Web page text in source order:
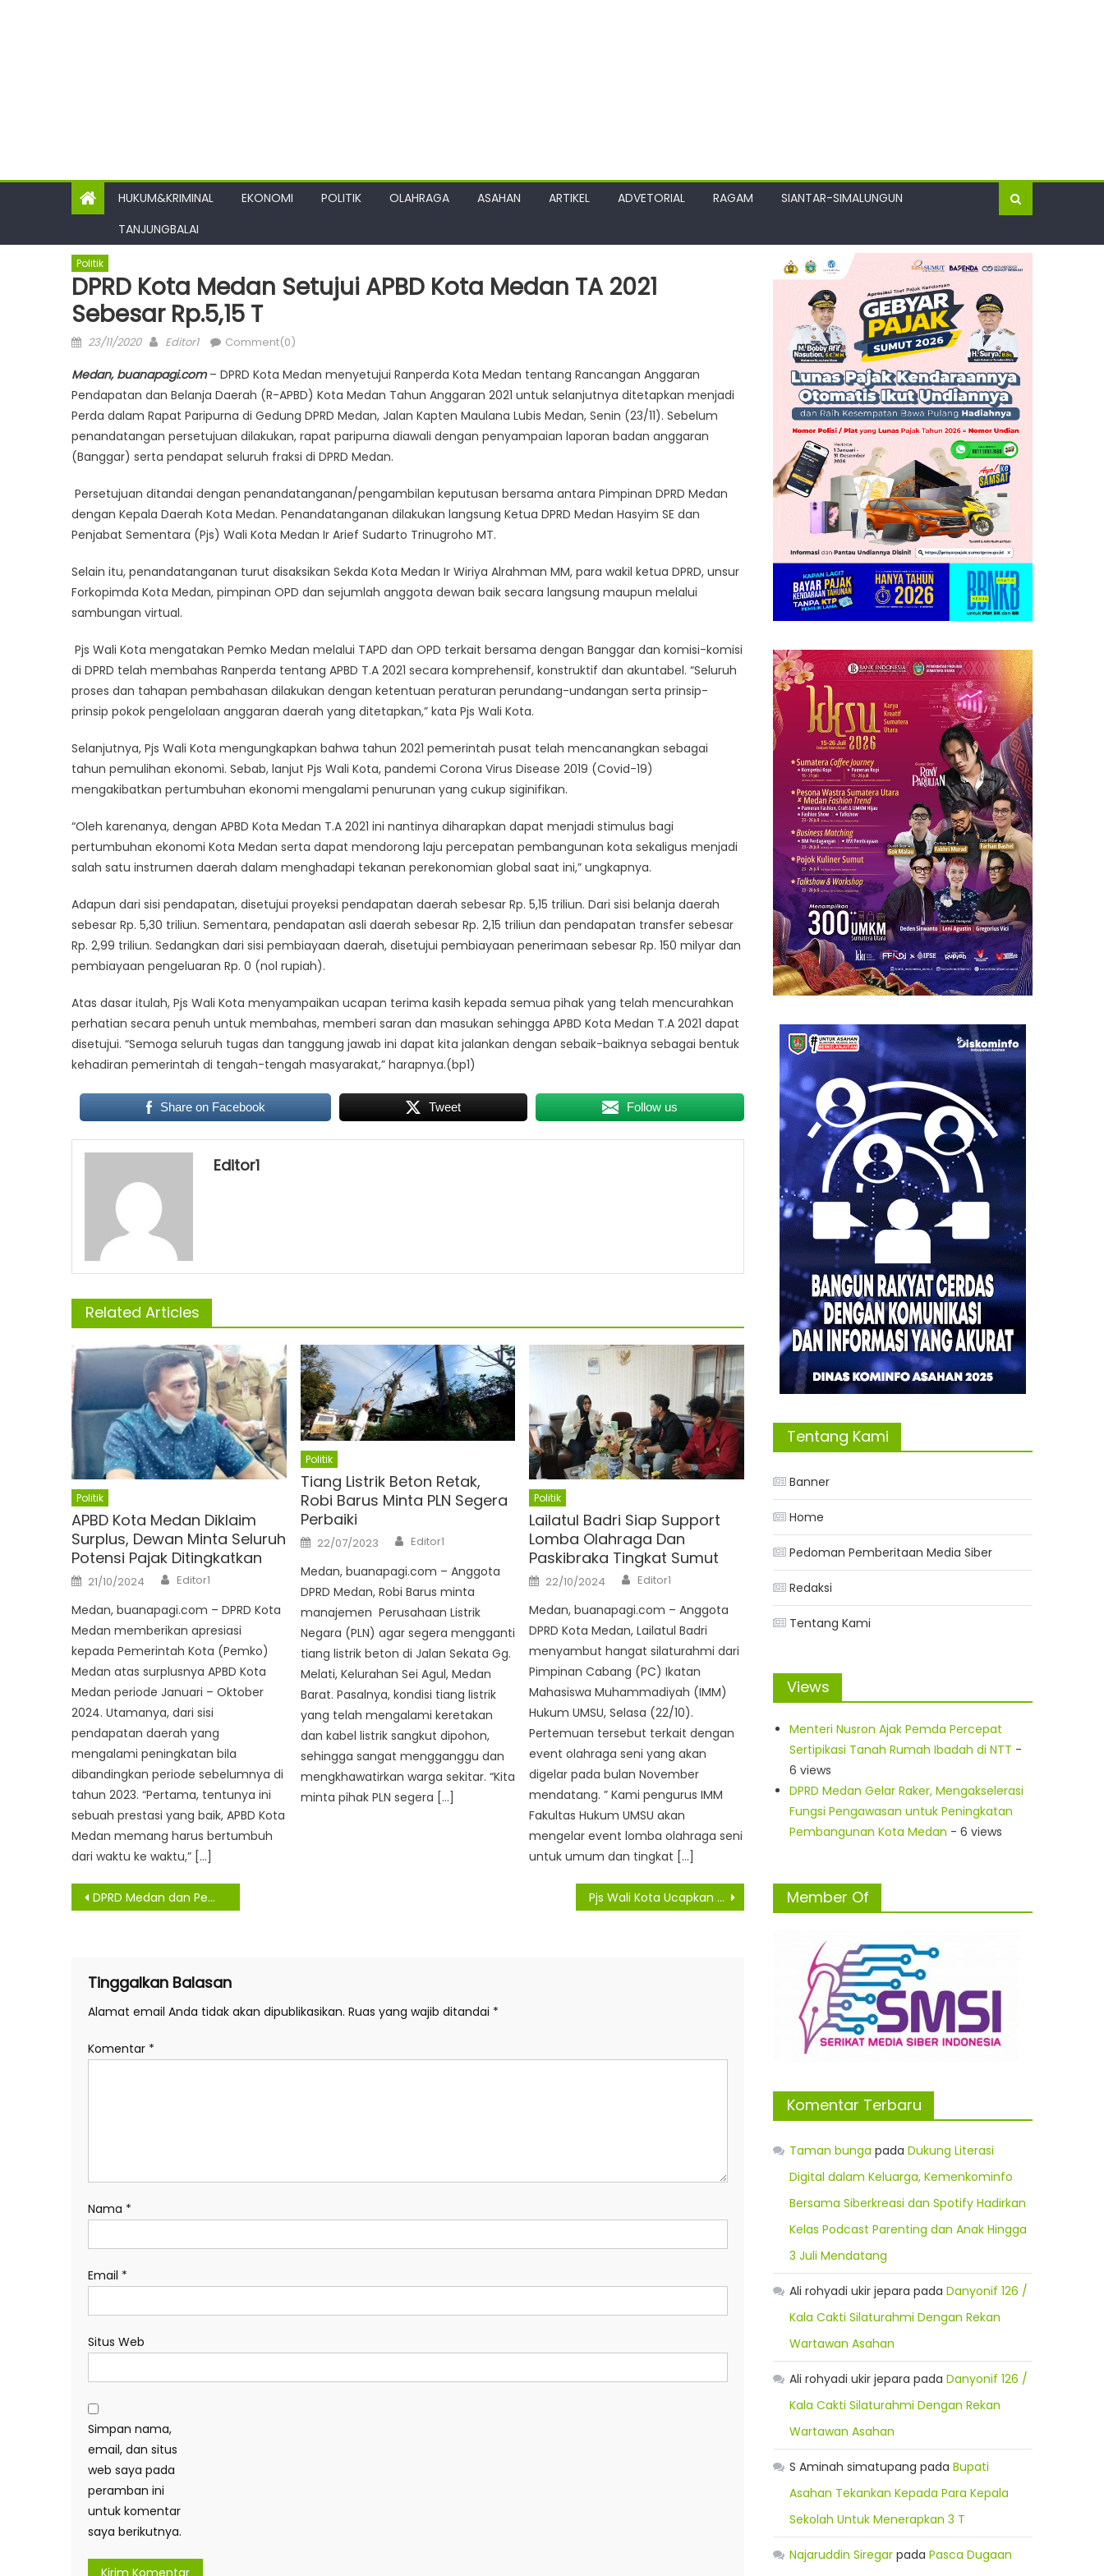
HUKUM&KRIMINAL EKONOMI POLITIK OLAHRAGA ASAHAN ARTIKEL ADVETORIAL RAGAM
SIANTAR-SIMALUNGUN
TANJUNGBALAI
Politik
DPRD Kota Medan Setujui APBD Kota Medan TA 2021
Sebesar Rp.5,15 T
Posted
23/11/2020 Author
Editor1 Comment(0)
Medan, buanapagi.com– DPRD Kota Medan menyetujui Ranperda Kota Medan tentang Rancangan Anggaran
Pendapatan dan Belanja Daerah (R-APBD) Kota Medan Tahun Anggaran 2021 untuk selanjutnya ditetapkan menjadi
Perda dalam Rapat Paripurna di Gedung DPRD Medan, Jalan Kapten Maulana Lubis Medan, Senin (23/11). Sebelum
penandatangan persetujuan dilakukan, rapat paripurna diawali dengan penyampaian laporan badan anggaran
(Banggar) serta pendapat seluruh fraksi di DPRD Medan.
Persetujuan ditandai dengan penandatanganan/pengambilan keputusan bersama antara Pimpinan DPRD Medan
dengan Kepala Daerah Kota Medan. Penandatanganan dilakukan langsung Ketua DPRD Medan Hasyim SE dan
Penjabat Sementara (Pjs) Wali Kota Medan Ir Arief Sudarto Trinugroho MT.
Selain itu, penandatanganan turut disaksikan Sekda Kota Medan Ir Wiriya Alrahman MM, para wakil ketua DPRD, unsur
Forkopimda Kota Medan, pimpinan OPD dan sejumlah anggota dewan baik secara langsung maupun melalui
sambungan virtual.
Pjs Wali Kota mengatakan Pemko Medan melalui TAPD dan OPD terkait bersama dengan Banggar dan komisi-komisi
di DPRD telah membahas Ranperda tentang APBD T.A 2021 secara komprehensif, konstruktif dan akuntabel. “Seluruh
proses dan tahapan pembahasan dilakukan dengan ketentuan peraturan perundang-undangan serta prinsip-
prinsip pokok pengelolaan anggaran daerah yang ditetapkan,” kata Pjs Wali Kota.
Selanjutnya, Pjs Wali Kota mengungkapkan bahwa tahun 2021 pemerintah pusat telah mencanangkan sebagai
tahun pemulihan ekonomi. Sebab, lanjut Pjs Wali Kota, pandemi Corona Virus Disease 2019 (Covid-19)
mengakibatkan pertumbuhan ekonomi mengalami penurunan yang cukup siginifikan.
“Oleh karenanya, dengan APBD Kota Medan T.A 2021 ini nantinya diharapkan dapat menjadi stimulus bagi
pertumbuhan ekonomi Kota Medan serta dapat mendorong laju percepatan pembangunan kota sekaligus menjadi
salah satu instrumen daerah dalam menghadapi tekanan perekonomian global saat ini,” ungkapnya.
Adapun dari sisi pendapatan, disetujui proyeksi pendapatan daerah sebesar Rp. 5,15 triliun. Dari sisi belanja daerah
sebesar Rp. 5,30 triliun. Sementara, pendapatan asli daerah sebesar Rp. 2,15 triliun dan pendapatan transfer sebesar
Rp. 2,99 triliun. Sedangkan dari sisi pembiayaan daerah, disetujui pembiayaan penerimaan sebesar Rp. 150 milyar dan
pembiayaan pengeluaran Rp. 0 (nol rupiah).
Atas dasar itulah, Pjs Wali Kota menyampaikan ucapan terima kasih kepada semua pihak yang telah mencurahkan
perhatian secara penuh untuk membahas, memberi saran dan masukan sehingga APBD Kota Medan T.A 2021 dapat
disetujui. “Semoga seluruh tugas dan tanggung jawab ini dapat kita jalankan dengan sebaik-baiknya sebagai bentuk
kehadiran pemerintah di tengah-tengah masyarakat,” harapnya.(bp1)
Share on Facebook Tweet Follow us
Editor1
Related Articles
Politik
APBD Kota Medan Diklaim
Surplus, Dewan Minta Seluruh
Potensi Pajak Ditingkatkan
Posted
on
21/10/2024 Author
Editor1
Medan, buanapagi.com – DPRD Kota
Medan memberikan apresiasi
kepada Pemerintah Kota (Pemko)
Medan atas surplusnya APBD Kota
Medan periode Januari – Oktober
2024. Utamanya, dari sisi
pendapatan daerah yang
mengalami peningkatan bila
dibandingkan periode sebelumnya di
tahun 2023. “Pertama, tentunya ini
sebuah prestasi yang baik, APBD Kota
Medan memang harus bertumbuh
dari waktu ke waktu,” […]
Politik
Tiang Listrik Beton Retak,
Robi Barus Minta PLN Segera
Perbaiki
Posted
on
22/07/2023 Author
Editor1
Medan, buanapagi.com – Anggota
DPRD Medan, Robi Barus minta
manajemen Perusahaan Listrik
Negara (PLN) agar segera mengganti
tiang listrik beton di Jalan Sekata Gg.
Melati, Kelurahan Sei Agul, Medan
Barat. Pasalnya, kondisi tiang listrik
yang telah mengalami keretakan
dan kabel listrik sangkut dipohon,
sehingga sangat mengganggu dan
mengkhawatirkan warga sekitar. “Kita
minta pihak PLN segera […]
Politik
Lailatul Badri Siap Support
Lomba Olahraga Dan
Paskibraka Tingkat Sumut
Posted
on
22/10/2024 Author
Editor1
Medan, buanapagi.com – Anggota
DPRD Kota Medan, Lailatul Badri
menyambut hangat silaturahmi dari
Pimpinan Cabang (PC) Ikatan
Mahasiswa Muhammadiyah (IMM)
Hukum UMSU, Selasa (22/10).
Pertemuan tersebut terkait dengan
event olahraga seni yang akan
digelar pada bulan November
mendatang. ” Kami pengurus IMM
Fakultas Hukum UMSU akan
mengelar event lomba olahraga seni
untuk umum dan tingkat […]
Navigasi
DPRD Medan dan Pemko Setujui Ranperda APBD 2021 Sebesar Rp 5,153 Triliun Pjs Wali Kota Ucapkan Selamat Haris Kelana Jadi Anggota DPRD PAW
Tinggalkan Balasan
Alamat email Anda tidak akan dipublikasikan. Ruas yang wajib ditandai *
Komentar *
Nama *
Email *
Situs Web
Simpan nama,
email, dan situs
web saya pada
peramban ini
untuk komentar
saya berikutnya.
Tentang Kami
Banner
Home
Pedoman Pemberitaan Media Siber
Redaksi
Tentang Kami
Views
Menteri Nusron Ajak Pemda Percepat
Sertipikasi Tanah Rumah Ibadah di NTT -
6 views
DPRD Medan Gelar Raker, Mengakselerasi
Fungsi Pengawasan untuk Peningkatan
Pembangunan Kota Medan - 6 views
Member Of
Komentar Terbaru
Taman bunga padaDukung Literasi
Digital dalam Keluarga, Kemenkominfo
Bersama Siberkreasi dan Spotify Hadirkan
Kelas Podcast Parenting dan Anak Hingga
3 Juli Mendatang
Ali rohyadi ukir jepara padaDanyonif 126 /
Kala Cakti Silaturahmi Dengan Rekan
Wartawan Asahan
Ali rohyadi ukir jepara padaDanyonif 126 /
Kala Cakti Silaturahmi Dengan Rekan
Wartawan Asahan
S Aminah simatupang padaBupati
Asahan Tekankan Kepada Para Kepala
Sekolah Untuk Menerapkan 3 T
Najaruddin Siregar padaPasca Dugaan